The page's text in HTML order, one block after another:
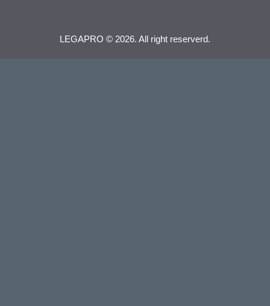
LEGAPRO © 2026. All right reserverd.